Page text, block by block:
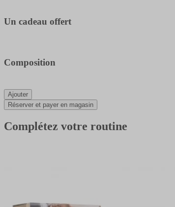
Un cadeau offert
Composition
Ajouter
Réserver et payer en magasin
Complétez votre routine